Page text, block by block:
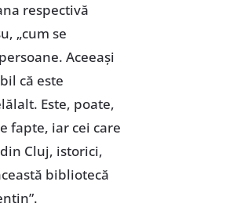
respectivă
„cum se
Aceeași
că este
Este, poate,
fapte, iar cei care
Cluj, istorici,
bibliotecă